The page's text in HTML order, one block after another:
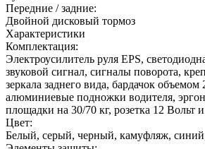
Передние / задние:
Двойной дисковый тормоз
Характеристики
Комплектация:
Электроусилитель руля EPS,
звуковой сигнал, сигналы поворота,
зеркала заднего вида, бардачок объемом
алюминиевые подножки водителя,
площадки на 30/70 кг, розетка 12 Вольт
Цвет:
Белый, серый, черный, камуфляж,